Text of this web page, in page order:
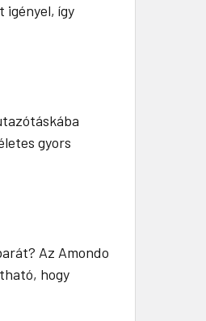
igényel, így
gyors
Az Amondo
hogy